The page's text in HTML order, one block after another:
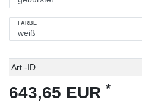
FARBE
Technisches
Wert
Art.-ID
643,65 EUR *